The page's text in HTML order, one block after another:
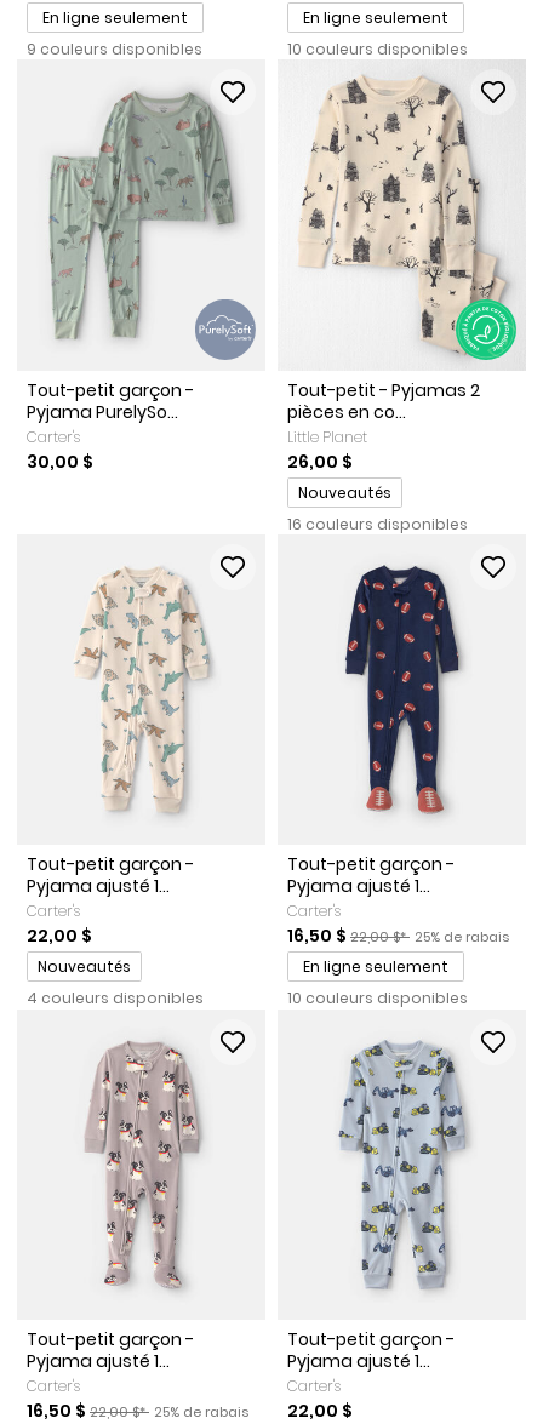
En ligne seulement
9 couleurs disponibles
En ligne seulement
10 couleurs disponibles
Tout-petit garçon -
Pyjama PurelySo...
Carter's
30,00 $
Tout-petit - Pyjamas 2
pièces en co...
Little Planet
26,00 $
Promotions
Nouveautés
16 couleurs disponibles
Tout-petit garçon -
Pyjama ajusté 1...
Carter's
22,00 $
Promotions
Nouveautés
4 couleurs disponibles
Tout-petit garçon -
Pyjama ajusté 1...
Carter's
Prix de solde
16,50 $ Prix ​​de détail suggéré par
22,00 $* Pourcentage de
25% de rabais
En ligne seulement
10 couleurs disponibles
Tout-petit garçon -
Pyjama ajusté 1...
Carter's
Prix de solde
16,50 $ Prix ​​de détail suggéré par le fabricant
22,00 $* Pourcentage de rabais
25% de rabais
Tout-petit garçon -
Pyjama ajusté 1...
Carter's
22,00 $